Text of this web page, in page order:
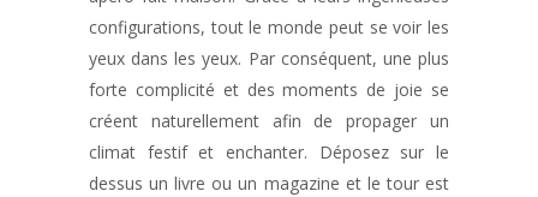
configurations, tout le monde peut se voir les
yeux dans les yeux. Par conséquent, une plus
forte complicité et des moments de joie se
créent naturellement afin de propager un
climat festif et enchanter. Déposez sur le
dessus un livre ou un magazine et le tour est